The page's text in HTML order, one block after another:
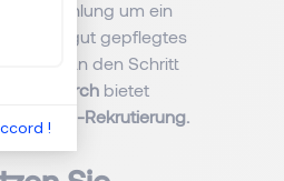
!
Empfehlung um ein
Ein gut gepflegtes
man den Schritt
Search bietet
Rekrutierung.